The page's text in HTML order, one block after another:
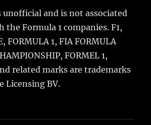
unofficial and is not associated
the Formula 1 companies. F1,
FORMULA 1, FIA FORMULA
FORMEL 1,
related marks are trademarks
Licensing BV.